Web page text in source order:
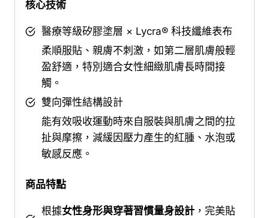
核心技術
醫療等級矽膠塗層 × Lycra® 科技纖維表布
柔順服貼、親膚不刺激，如第二層肌膚般輕
盈舒適，特別適合女性細緻肌膚長時間接
觸。
雙向彈性結構設計
能有效吸收運動時來自服裝與肌膚之間的拉
扯與摩擦，減緩因壓力產生的紅腫、水泡或
敏感反應。
商品特點
根據女性身形與穿著習慣量身設計 ，完美貼